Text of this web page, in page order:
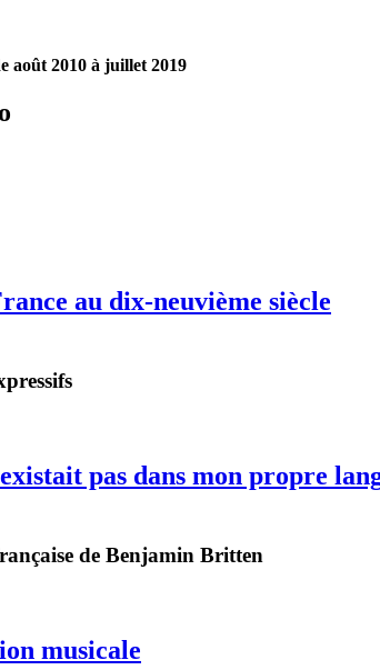
août 2010 à juillet 2019
au dix-neuvième siècle
pas dans mon propre
de Benjamin Britten
musicale